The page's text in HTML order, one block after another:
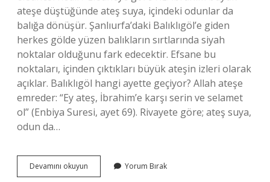
ateşe düştüğünde ateş suya, içindeki odunlar da
balığa dönüşür. Şanlıurfa’daki Balıklıgöl’e giden
herkes gölde yüzen balıkların sırtlarında siyah
noktalar olduğunu fark edecektir. Efsane bu
noktaları, içinden çıktıkları büyük ateşin izleri olarak
açıklar. Balıklıgöl hangi ayette geçiyor? Allah ateşe
emreder: “Ey ateş, İbrahim’e karşı serin ve selamet
ol” (Enbiya Suresi, ayet 69). Rivayete göre; ateş suya,
odun da…
Devamını okuyun Balıklıgöl
Hikayesi
Yorum Bırak